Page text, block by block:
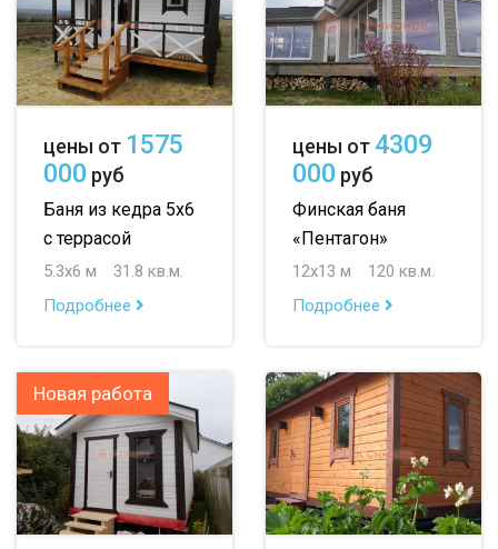
цены от 1575
000 руб
Баня из кедра 5х6
с террасой
5.3х6 м
31.8 кв.м.
Подробнее
цены от 4309
000 руб
Финская баня
«Пентагон»
12х13 м
120 кв.м.
Подробнее
Новая работа